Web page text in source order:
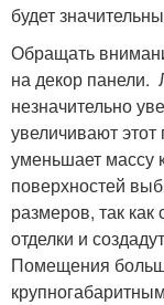
будет
Обращать
на декор панели.
незначительно
увеличивают
уменьшает массу
поверхностей
размеров, так
отделки и
Помещения